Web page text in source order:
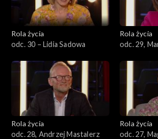
Rola życia
odc. 30 – Lidia Sadowa
Rola życia
odc. 29,
Rola życia
odc. 28, Andrzej Mastalerz
Rola życia
odc. 27,